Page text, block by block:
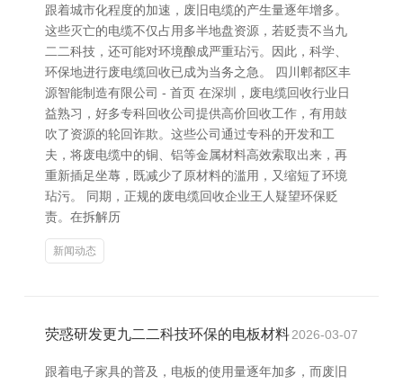
跟着城市化程度的加速，废旧电缆的产生量逐年增多。
这些灭亡的电缆不仅占用多半地盘资源，若贬责不当九
二二科技，还可能对环境酿成严重玷污。因此，科学、
环保地进行废电缆回收已成为当务之急。 四川郫都区丰
源智能制造有限公司 - 首页 在深圳，废电缆回收行业日
益熟习，好多专科回收公司提供高价回收工作，有用鼓
吹了资源的轮回诈欺。这些公司通过专科的开发和工
夫，将废电缆中的铜、铝等金属材料高效索取出来，再
重新插足坐蓐，既减少了原材料的滥用，又缩短了环境
玷污。 同期，正规的废电缆回收企业王人疑望环保贬
责。在拆解历
新闻动态
荧惑研发更九二二科技环保的电板材料2026-03-07
跟着电子家具的普及，电板的使用量逐年加多，而废旧